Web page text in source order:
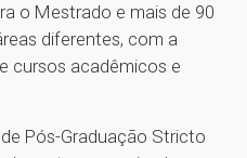
o Mestrado e mais de 90
diferentes, com a
cursos acadêmicos e
Pós-Graduação Stricto